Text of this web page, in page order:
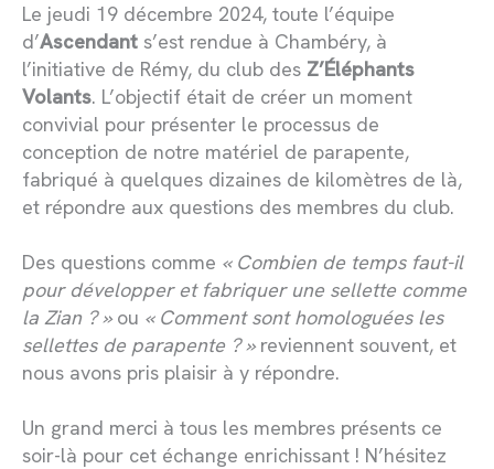
Le jeudi 19 décembre 2024, toute l’équipe
d’Ascendant s’est rendue à Chambéry, à
l’initiative de Rémy, du club des Z’Éléphants
Volants. L’objectif était de créer un moment
convivial pour présenter le processus de
conception de notre matériel de parapente,
fabriqué à quelques dizaines de kilomètres de là,
et répondre aux questions des membres du club.
Des questions comme « Combien de temps faut-il
pour développer et fabriquer une sellette comme
la Zian ? »ou « Comment sont homologuées les
sellettes de parapente ? »reviennent souvent, et
nous avons pris plaisir à y répondre.
Un grand merci à tous les membres présents ce
soir-là pour cet échange enrichissant ! N’hésitez